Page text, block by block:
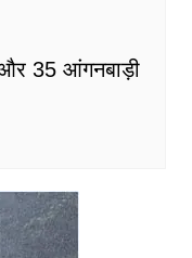
35 आंगनबाड़ी